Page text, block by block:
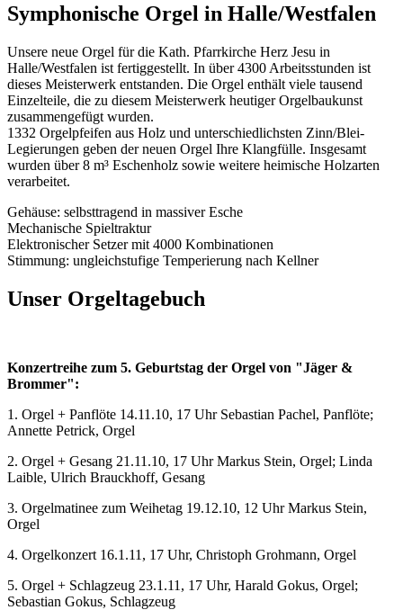
Symphonische Orgel in Halle/Westfalen
Unsere neue Orgel für die Kath. Pfarrkirche Herz Jesu in
Halle/Westfalen ist fertiggestellt. In über 4300 Arbeitsstunden ist
dieses Meisterwerk entstanden. Die Orgel enthält viele tausend
Einzelteile, die zu diesem Meisterwerk heutiger Orgelbaukunst
zusammengefügt wurden.
1332 Orgelpfeifen aus Holz und unterschiedlichsten Zinn/Blei-
Legierungen geben der neuen Orgel Ihre Klangfülle. Insgesamt
wurden über 8 m³ Eschenholz sowie weitere heimische Holzarten
verarbeitet.
Gehäuse: selbsttragend in massiver Esche
Mechanische Spieltraktur
Elektronischer Setzer mit 4000 Kombinationen
Stimmung: ungleichstufige Temperierung nach Kellner
Unser Orgeltagebuch
Konzertreihe zum 5. Geburtstag der Orgel von "Jäger &
Brommer":
1. Orgel + Panflöte 14.11.10, 17 Uhr Sebastian Pachel, Panflöte;
Annette Petrick, Orgel
2. Orgel + Gesang 21.11.10, 17 Uhr Markus Stein, Orgel; Linda
Laible, Ulrich Brauckhoff, Gesang
3. Orgelmatinee zum Weihetag 19.12.10, 12 Uhr Markus Stein,
Orgel
4. Orgelkonzert 16.1.11, 17 Uhr, Christoph Grohmann, Orgel
5. Orgel + Schlagzeug 23.1.11, 17 Uhr, Harald Gokus, Orgel;
Sebastian Gokus, Schlagzeug